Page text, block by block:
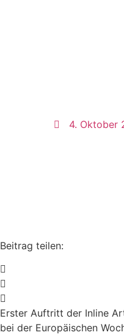
4. Oktober
Beitrag teilen:
Erster Auftritt der Inline
bei der Europäischen